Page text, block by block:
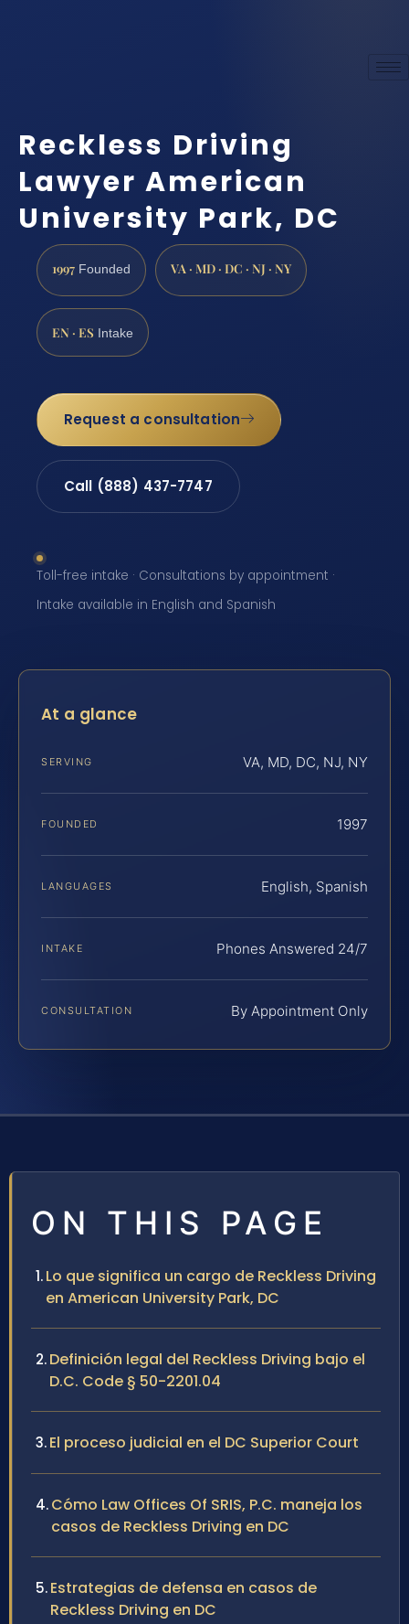
Reckless Driving
Lawyer American
University Park, DC
1997 Founded VA · MD · DC · NJ · NY
EN · ES Intake
Request a consultation
Call (888) 437-7747
Toll-free intake · Consultations by appointment ·
Intake available in English and Spanish
At a glance
SERVING VA, MD, DC, NJ, NY
FOUNDED 1997
LANGUAGES English, Spanish
INTAKE Phones Answered 24/7
CONSULTATION By Appointment Only
ON THIS PAGE
Lo que significa un cargo de Reckless Driving
en American University Park, DC
Definición legal del Reckless Driving bajo el
D.C. Code § 50-2201.04
El proceso judicial en el DC Superior Court
Cómo Law Offices Of SRIS, P.C. maneja los
casos de Reckless Driving en DC
Estrategias de defensa en casos de
Reckless Driving en DC